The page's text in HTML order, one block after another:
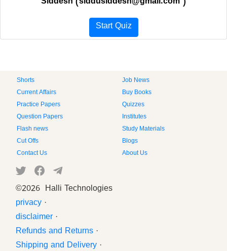
Siddesh (siddusiddesh@gmail.com )
Start Quiz
Shorts
Job News
Current Affairs
Buy Books
Practice Papers
Quizzes
Question Papers
Institutes
Flash news
Study Materials
Cut Offs
Blogs
Contact Us
About Us
©2026 Halli Technologies
privacy ·
disclaimer ·
Refunds and Returns ·
Shipping and Delivery ·